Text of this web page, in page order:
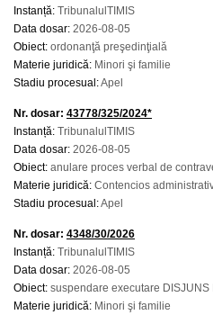
Instanță: TribunalulTIMIS
Data dosar: 2026-08-05
Obiect: ordonanţă preşedinţială
Materie juridică: Minori şi familie
Stadiu procesual:Apel
Nr. dosar: 43778/325/2024*
Instanță: TribunalulTIMIS
Data dosar: 2026-08-05
Obiect: anulare proces verbal de
Materie juridică: Contencios
Stadiu procesual:Apel
Nr. dosar: 4348/30/2026
Instanță: TribunalulTIMIS
Data dosar: 2026-08-05
Obiect: suspendare executare DISJUNS
Materie juridică: Minori şi familie